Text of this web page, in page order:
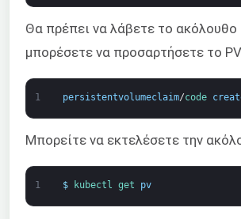
Θα πρέπει να λάβετε το ακόλουθο
μπορέσετε να προσαρτήσετε το
1 persistentvolumeclaim/code
Μπορείτε να εκτελέσετε την
1 $ kubectl get pv